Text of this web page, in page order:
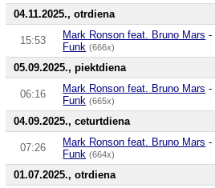
04.11.2025., otrdiena
15:53 Mark Ronson feat. Bruno Mars -
Funk (666x)
05.09.2025., piektdiena
06:16 Mark Ronson feat. Bruno Mars -
Funk (665x)
04.09.2025., ceturtdiena
07:26 Mark Ronson feat. Bruno Mars -
Funk (664x)
01.07.2025., otrdiena